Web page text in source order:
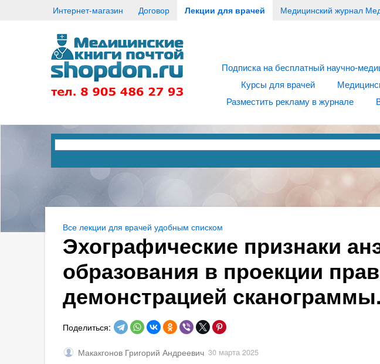
Интернет-магазин Договор Лекции для врачей Медицинский журнал
Подписка на бесплатный научно-
Курсы для врачей
Разместить рекламу в журнале
Все лекции для врачей удобным списком
Эхографические признаки
образования в проекции
демонстрацией
Поделиться:
Макакгонов Григорий Андреевич 30 марта 2025